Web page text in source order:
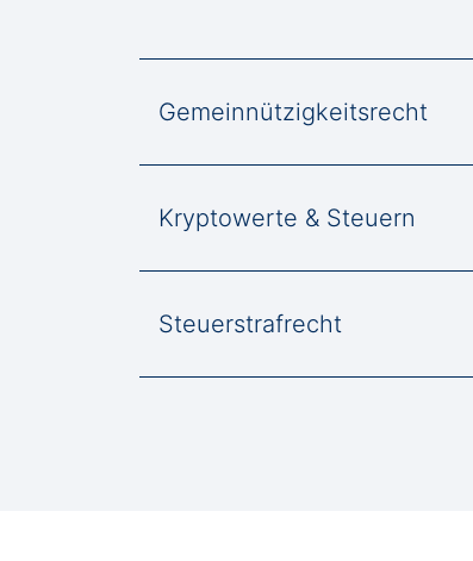
Gemeinnützigkeitsrecht
Kryptowerte & Steuern
Steuerstrafrecht